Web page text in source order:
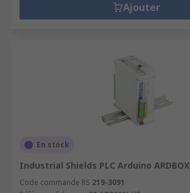
Ajouter
En stock
Industrial Shields PLC Arduino ARDBOX
Code commande RS 219-3091